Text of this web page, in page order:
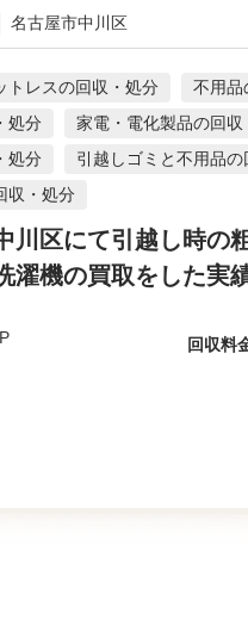
名古屋市中川区
トレスの回収・処分
不用品
処分
家電・電化製品の回収
処分
引越しゴミと不用品の
収・処分
川区にて引越し時の
濯機の買取をした実
回収料